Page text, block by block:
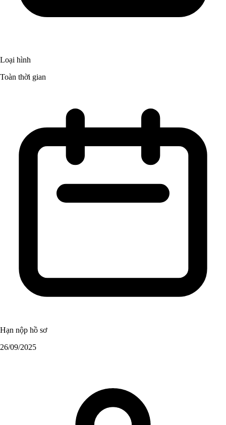
Loại hình
Toàn thời gian
Hạn nộp hồ sơ
26/09/2025